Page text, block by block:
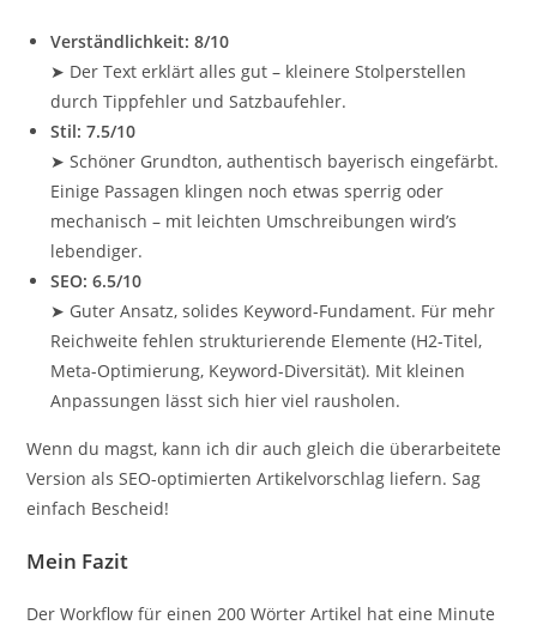
Verständlichkeit: 8/10
➤ Der Text erklärt alles gut – kleinere Stolperstellen
durch Tippfehler und Satzbaufehler.
Stil: 7.5/10
➤ Schöner Grundton, authentisch bayerisch eingefärbt.
Einige Passagen klingen noch etwas sperrig oder
mechanisch – mit leichten Umschreibungen wird’s
lebendiger.
SEO: 6.5/10
➤ Guter Ansatz, solides Keyword-Fundament. Für mehr
Reichweite fehlen strukturierende Elemente (H2-Titel,
Meta-Optimierung, Keyword-Diversität). Mit kleinen
Anpassungen lässt sich hier viel rausholen.
Wenn du magst, kann ich dir auch gleich die überarbeitete
Version als SEO-optimierten Artikelvorschlag liefern. Sag
einfach Bescheid!
Mein Fazit
Der Workflow für einen 200 Wörter Artikel hat eine Minute